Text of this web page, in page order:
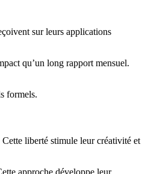
sur leurs applications
qu’un long rapport mensuel.
formels.
liberté stimule leur créativité et